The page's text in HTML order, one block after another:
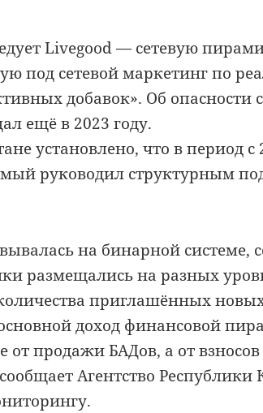
Livegood — сетевую
под сетевой маркетинг по
добавок». Об опасности
ещё в 2023 году.
установлено, что в период с
руководил структурным
на бинарной системе,
размещались на разных
приглашённых
доход финансовой
от продажи БАДов, а от
Агентство Республики